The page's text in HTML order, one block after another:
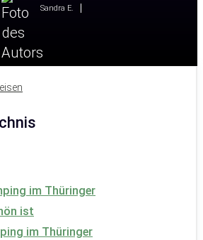
Sandra E.
im Thüringer
ist
im Thüringer